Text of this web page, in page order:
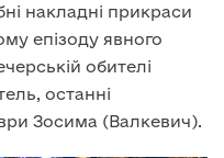
накладні прикраси
епізоду явного
обителі
останні
Зосима (Валкевич).